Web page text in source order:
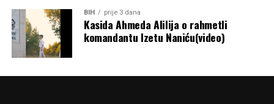
BIH prije 3 dana
Kasida Ahmeda Alilija o rahmetli
komandantu Izetu Naniću(video)